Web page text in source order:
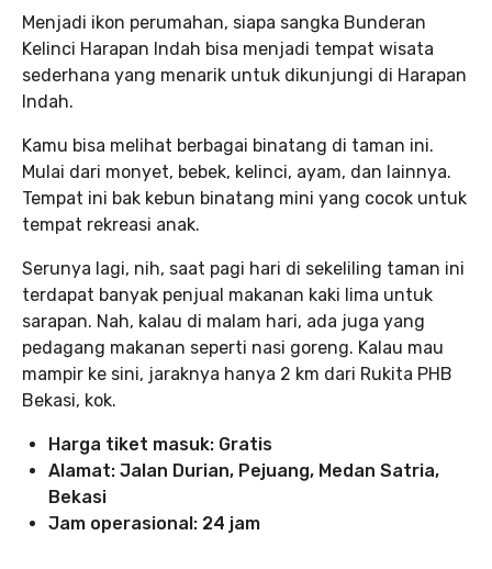
Menjadi ikon perumahan, siapa sangka Bunderan
Kelinci Harapan Indah bisa menjadi tempat wisata
sederhana yang menarik untuk dikunjungi di Harapan
Indah.
Kamu bisa melihat berbagai binatang di taman ini.
Mulai dari monyet, bebek, kelinci, ayam, dan lainnya.
Tempat ini bak kebun binatang mini yang cocok untuk
tempat rekreasi anak.
Serunya lagi, nih, saat pagi hari di sekeliling taman ini
terdapat banyak penjual makanan kaki lima untuk
sarapan. Nah, kalau di malam hari, ada juga yang
pedagang makanan seperti nasi goreng. Kalau mau
mampir ke sini, jaraknya hanya 2 km dari Rukita PHB
Bekasi, kok.
Harga tiket masuk: Gratis
Alamat: Jalan Durian, Pejuang, Medan Satria,
Bekasi
Jam operasional: 24 jam